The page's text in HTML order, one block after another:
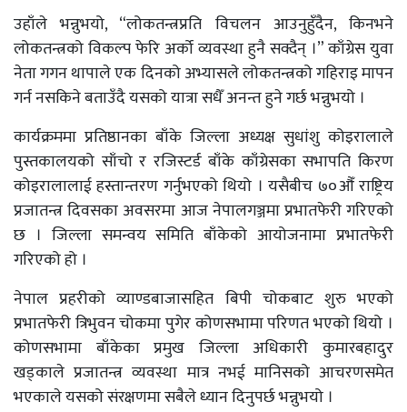
उहाँले भन्नुभयो, “लोकतन्त्रप्रति विचलन आउनुहुँदैन, किनभने
लोकतन्त्रको विकल्प फेरि अर्को व्यवस्था हुनै सक्दैन् ।” काँग्रेस युवा
नेता गगन थापाले एक दिनको अभ्यासले लोकतन्त्रको गहिराइ मापन
गर्न नसकिने बताउँदै यसको यात्रा सधैँ अनन्त हुने गर्छ भन्नुभयो ।
कार्यक्रममा प्रतिष्ठानका बाँके जिल्ला अध्यक्ष सुधांशु कोइरालाले
पुस्तकालयको साँचो र रजिस्टर्ड बाँके काँग्रेसका सभापति किरण
कोइरालालाई हस्तान्तरण गर्नुभएको थियो । यसैबीच ७०औँ राष्ट्रिय
प्रजातन्त्र दिवसका अवसरमा आज नेपालगञ्जमा प्रभातफेरी गरिएको
छ । जिल्ला समन्वय समिति बाँकेको आयोजनामा प्रभातफेरी
गरिएको हो ।
नेपाल प्रहरीको व्याण्डबाजासहित बिपी चोकबाट शुरु भएको
प्रभातफेरी त्रिभुवन चोकमा पुगेर कोणसभामा परिणत भएको थियो ।
कोणसभामा बाँकेका प्रमुख जिल्ला अधिकारी कुमारबहादुर
खड्काले प्रजातन्त्र व्यवस्था मात्र नभई मानिसको आचरणसमेत
भएकाले यसको संरक्षणमा सबैले ध्यान दिनुपर्छ भन्नुभयो ।